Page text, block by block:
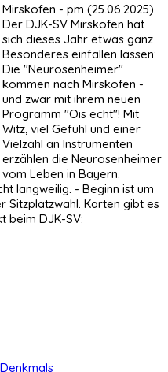
Mirskofen - pm (25.06.2025)
Der DJK-SV Mirskofen hat
sich dieses Jahr etwas ganz
Besonderes einfallen lassen:
Die "Neurosenheimer"
kommen nach Mirskofen -
und zwar mit ihrem neuen
Programm "Ois echt"! Mit
Witz, viel Gefühl und einer
Vielzahl an Instrumenten
erzählen die Neurosenheimer
vom Leben in Bayern.
langweilig. - Beginn ist um
Sitzplatzwahl. Karten gibt es
beim DJK-SV: